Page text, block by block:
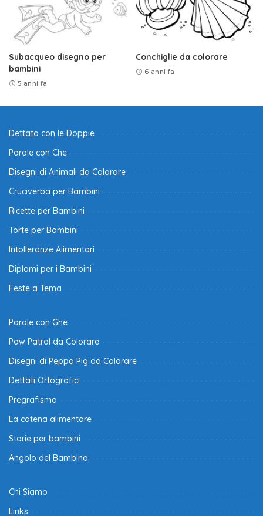
Subacqueo disegno per
bambini
5 anni fa
Conchiglie da colorare
6 anni fa
Dettato con le Doppie
Parole con Che
Disegni di Animali da Colorare
Cruciverba per Bambini
Ricette per Bambini
Torte per Bambini
Intolleranze Alimentari
Diplomi per i Bambini
Feste a Tema
Parole con Ghe
Paw Patrol da Colorare
Disegni di Peppa Pig da Colorare
Dettati Ortografici
Pregrafismo
La catena alimentare
Storie per bambini
Angolo del Bambino
Chi Siamo
Links